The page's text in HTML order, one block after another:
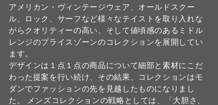
アメリカン・ヴィンテージウェア、オールドスクー
ル、ロック、サーフなど様々なテイストを取り入れな
がらクオリティーの高い、そして値頃感のあるミドル
レンジのプライスゾーンのコレクションを展開してい
ます。
デザインは１点１点の商品について細部と素材にこだ
わった提案を行い続け、その結果、コレクションはモ
ダンでファッションの先を見越したものになりまし
た。 メンズコレクションの戦略としては、「大胆さ、